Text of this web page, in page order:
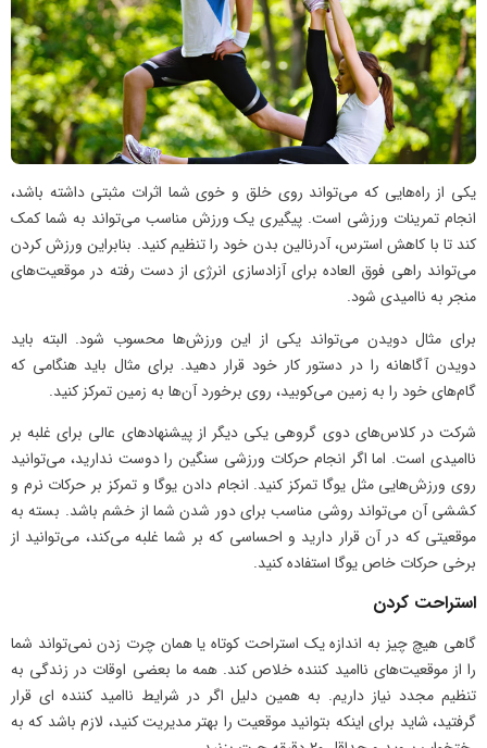
یکی از راه‌هایی که می‌تواند روی خلق و خوی شما اثرات مثبتی داشته باشد،
انجام تمرینات ورزشی است. پیگیری یک ورزش مناسب می‌تواند به شما کمک
کند تا با کاهش استرس، آدرنالین بدن خود را تنظیم کنید. بنابراین ورزش کردن
می‌تواند راهی فوق العاده برای آزادسازی انرژی از دست رفته در موقعیت‌های
منجر به ناامیدی شود.
برای مثال دویدن می‌تواند یکی از این ورزش‌ها محسوب شود. البته باید
دویدن آگاهانه را در دستور کار خود قرار دهید. برای مثال باید هنگامی که
گام‌های خود را به زمین می‌کوبید، روی برخورد آن‌ها به زمین تمرکز کنید.
شرکت در کلاس‌های دوی گروهی یکی دیگر از پیشنهادهای عالی برای غلبه بر
ناامیدی است. اما اگر انجام حرکات ورزشی سنگین را دوست ندارید، می‌توانید
روی ورزش‌هایی مثل یوگا تمرکز کنید. انجام دادن یوگا و تمرکز بر حرکات نرم و
کششی آن می‌تواند روشی مناسب برای دور شدن شما از خشم باشد. بسته به
موقعیتی که در آن قرار دارید و احساسی که بر شما غلبه می‌کند، می‌توانید از
برخی حرکات خاص یوگا استفاده کنید.
استراحت کردن
گاهی هیچ چیز به اندازه یک استراحت کوتاه یا همان چرت زدن نمی‌تواند شما
را از موقعیت‌های ناامید کننده خلاص کند. همه ما بعضی اوقات در زندگی به
تنظیم مجدد نیاز داریم. به همین دلیل اگر در شرایط ناامید کننده ای قرار
گرفتید، شاید برای اینکه بتوانید موقعیت را بهتر مدیریت کنید، لازم باشد که به